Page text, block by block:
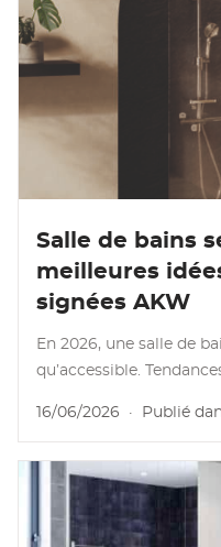
Salle de bains
meilleures
signées AKW
En 2026, une salle de
qu’accessible.
16/06/2026
· Publié